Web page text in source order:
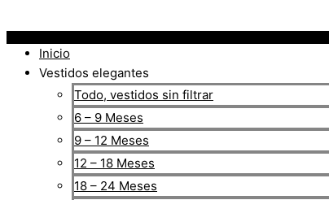
Inicio
Vestidos elegantes
Todo, vestidos sin filtrar
6 – 9 Meses
9 – 12 Meses
12 – 18 Meses
18 – 24 Meses